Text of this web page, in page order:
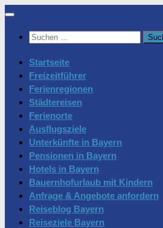
Zum
springenSuchen
Startseite
Freizeitführer
Ferienregionen
Städtereisen
Ferienorte
Ausflugsziele
Unterkünfte in Bayern
Pensionen in Bayern
Hotels in Bayern
Bauernhofurlaub mit Kindern
Anfrage & Angebote anfordern
Reiseblog Bayern
Reiseziele Bayern